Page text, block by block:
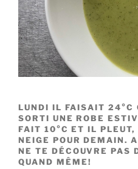
LUNDI IL FAISAIT 24°C
SORTI UNE ROBE
FAIT 10°C ET IL
NEIGE POUR DEMAIN.
NE TE DÉCOUVRE PAS
QUAND MÊME!